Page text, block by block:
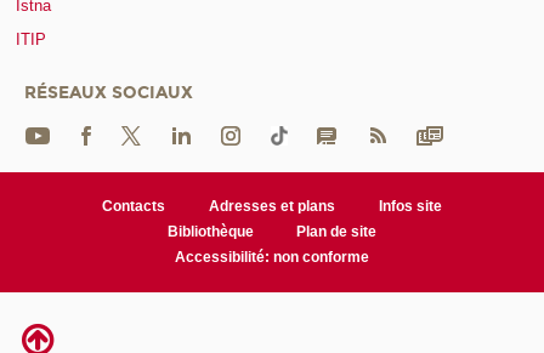
Istna
ITIP
RÉSEAUX SOCIAUX
Contacts Adresses et plans
Infos site
Bibliothèque
Plan de site
Accessibilité: non conforme